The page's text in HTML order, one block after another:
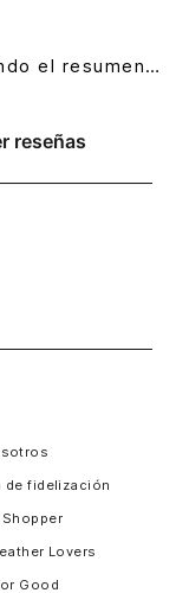
reseñas
el resumen…
de fidelización
Lovers
Good